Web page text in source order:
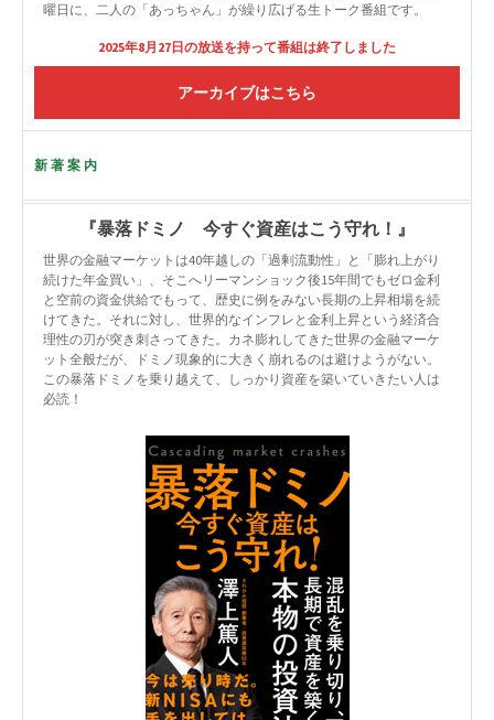
曜日に、二人の「あっちゃん」が繰り広げる生トーク番組です。
2025年8月27日の放送を持って番組は終了しました
アーカイブはこちら
新著案内
『暴落ドミノ 今すぐ資産はこう守れ！』
世界の金融マーケットは40年越しの「過剰流動性」と「膨れ上がり
続けた年金買い」、そこへリーマンショック後15年間でもゼロ金利
と空前の資金供給でもって、歴史に例をみない長期の上昇相場を続
けてきた。それに対し、世界的なインフレと金利上昇という経済合
理性の刃が突き刺さってきた。カネ膨れしてきた世界の金融マーケ
ット全般だが、ドミノ現象的に大きく崩れるのは避けようがない。
この暴落ドミノを乗り越えて、しっかり資産を築いていきたい人は
必読！